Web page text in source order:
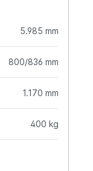
5.985 mm
800/836 mm
1.170 mm
400 kg